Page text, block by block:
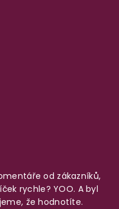
od zákazníků,
rychle? YOO. A byl
že hodnotíte.